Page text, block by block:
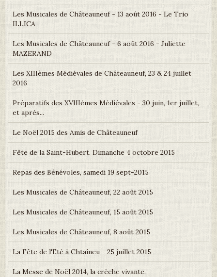
Les Musicales de Châteauneuf - 13 août 2016 - Le Trio
ILLICA
Les Musicales de Châteauneuf - 6 août 2016 - Juliette
MAZERAND
Les XIIIèmes Médiévales de Châteauneuf, 23 & 24 juillet
2016
Préparatifs des XVIIIèmes Médiévales - 30 juin, 1er juillet,
et après...
Le Noël 2015 des Amis de Châteauneuf
Fête de la Saint-Hubert. Dimanche 4 octobre 2015
Repas des Bénévoles, samedi 19 sept-2015
Les Musicales de Châteauneuf, 22 août 2015
Les Musicales de Châteauneuf, 15 août 2015
Les Musicales de Châteauneuf, 8 août 2015
La Fête de l'Eté à Chtaîneu - 25 juillet 2015
La Messe de Noël 2014, la crèche vivante.